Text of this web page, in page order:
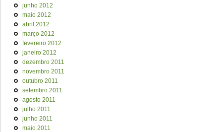
junho 2012
maio 2012
abril 2012
março 2012
fevereiro 2012
janeiro 2012
dezembro 2011
novembro 2011
outubro 2011
setembro 2011
agosto 2011
julho 2011
junho 2011
maio 2011